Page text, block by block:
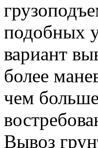
подобных
вариант
более
чем
Вывоз